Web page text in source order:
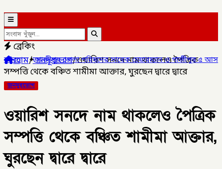
ব্রেকিং
জেলা পরিষদের সাবেক চেয়ারম্যান ও গাজীপুর ৫ আসনের সাবেক
হোম/জনদূরভোগ/ওয়ারিশ সনদে নাম থাকলেও পৈত্রিক
সম্পত্তি থেকে বঞ্চিত শামীমা আক্তার, ঘুরছেন দ্বারে দ্বারে
জনদূরভোগ
ওয়ারিশ সনদে নাম থাকলেও পৈত্রিক
সম্পত্তি থেকে বঞ্চিত শামীমা আক্তার,
ঘুরছেন দ্বারে দ্বারে